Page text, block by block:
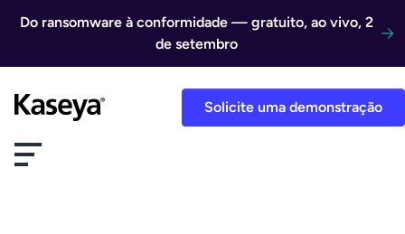
Do ransomware à conformidade — gratuito, ao vivo, 2
de setembro
Solicite uma demonstração